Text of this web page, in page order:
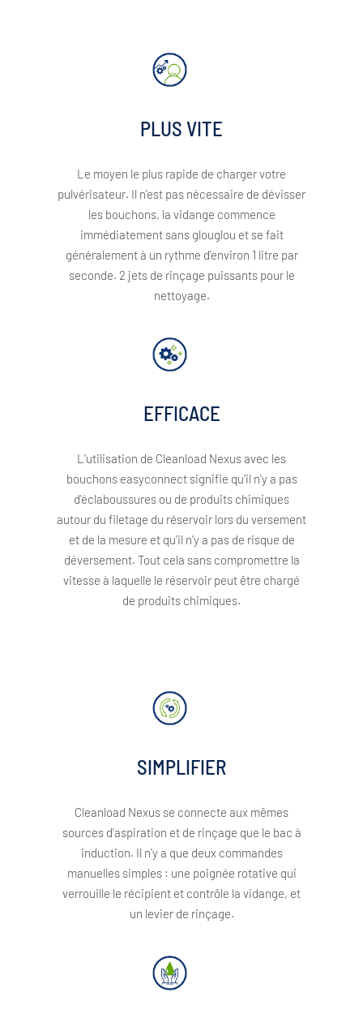
PLUS VITE
Le moyen le plus rapide de charger votre
pulvérisateur. Il n'est pas nécessaire de dévisser
les bouchons, la vidange commence
immédiatement sans glouglou et se fait
généralement à un rythme d'environ 1 litre par
seconde. 2 jets de rinçage puissants pour le
nettoyage.
EFFICACE
L'utilisation de Cleanload Nexus avec les
bouchons easyconnect signifie qu'il n'y a pas
d'éclaboussures ou de produits chimiques
autour du filetage du réservoir lors du versement
et de la mesure et qu'il n'y a pas de risque de
déversement. Tout cela sans compromettre la
vitesse à laquelle le réservoir peut être chargé
de produits chimiques.
SIMPLIFIER
Cleanload Nexus se connecte aux mêmes
sources d'aspiration et de rinçage que le bac à
induction. Il n'y a que deux commandes
manuelles simples : une poignée rotative qui
verrouille le récipient et contrôle la vidange, et
un levier de rinçage.